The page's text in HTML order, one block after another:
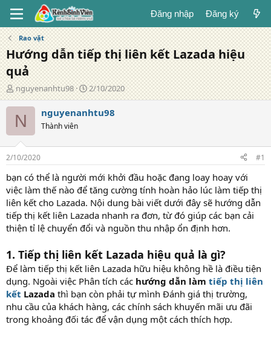
Đăng nhập Đăng ký
Rao vặt
Hướng dẫn tiếp thị liên kết Lazada hiệu
quả
T
á
c
g
ả
nguyenanhtu98
N
g
à
g
2/10/2020
N nguyenanhtu98
Thành viên
2/10/2020 #1
bạn có thể là người mới khởi đầu hoặc đang loay hoay với
việc làm thế nào để tăng cường tính hoàn hảo lúc làm tiếp thị
liên kết cho Lazada. Nội dung bài viết dưới đây sẽ hướng dẫn
tiếp thị kết liên Lazada nhanh ra đơn, từ đó giúp các bạn cải
thiện tỉ lệ chuyển đổi và nguồn thu nhập ổn định hơn.
1. Tiếp thị liên kết Lazada hiệu quả là gì?
Để làm tiếp thị kết liên Lazada hữu hiệu không hề là điều tiện
dụng. Ngoài việc Phân tích các hướng dẫn làm tiếp thị liên
kết Lazada thì bạn còn phải tự mình Đánh giá thị trường,
nhu cầu của khách hàng, các chính sách khuyến mãi ưu đãi
trong khoảng đối tác để vận dụng một cách thích hợp.